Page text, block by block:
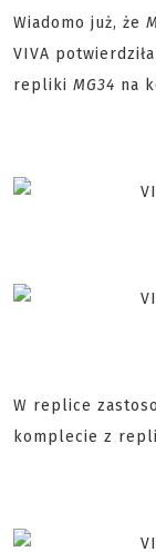
Wiadomo już, że
VIVA
repliki MG34 na
W replice
komplecie z